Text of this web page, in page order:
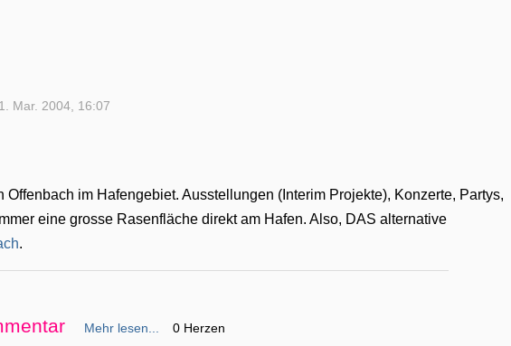
Mar. 2004, 16:07
Offenbach im Hafengebiet. Ausstellungen (Interim Projekte), Konzerte, Partys,
eine grosse Rasenfläche direkt am Hafen. Also, DAS alternative
.
Mehr lesen... 0 Herzen